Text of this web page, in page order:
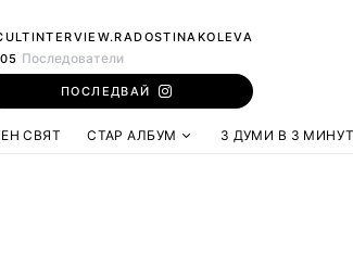
Последователи
ПОСЛЕДВАЙ
СВЯТ СТАР АЛБУМ 3 ДУМИ В 3